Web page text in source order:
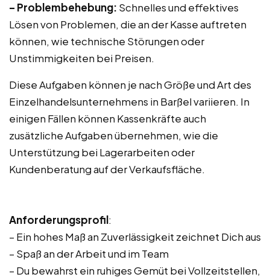
– Problembehebung: Schnelles und effektives
Lösen von Problemen, die an der Kasse auftreten
können, wie technische Störungen oder
Unstimmigkeiten bei Preisen.
Diese Aufgaben können je nach Größe und Art des
Einzelhandelsunternehmens in Barßel variieren. In
einigen Fällen können Kassenkräfte auch
zusätzliche Aufgaben übernehmen, wie die
Unterstützung bei Lagerarbeiten oder
Kundenberatung auf der Verkaufsfläche.
Anforderungsprofil:
– Ein hohes Maß an Zuverlässigkeit zeichnet Dich aus
– Spaß an der Arbeit und im Team
– Du bewahrst ein ruhiges Gemüt bei Vollzeitstellen,